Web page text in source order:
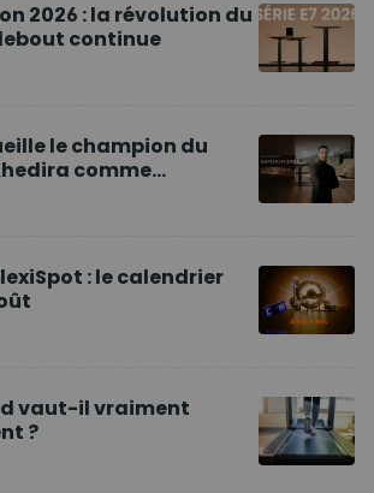
2026 : la révolution du
continue
le champion du
comme
la marque en Europe
: le calendrier
vaut-il vraiment
?